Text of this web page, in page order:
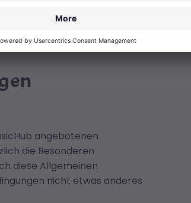
angebotenen
die Besonderen
diese Allgemeinen
nicht etwas anderes